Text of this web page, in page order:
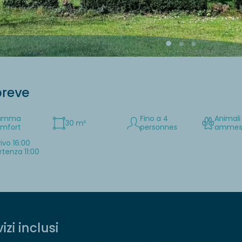
30 m²
Fino a 4
personnes
Animali
16:00
11:00
inclusi